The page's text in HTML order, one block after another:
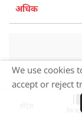
अधिक
वेब
We use cookies
accept or reject